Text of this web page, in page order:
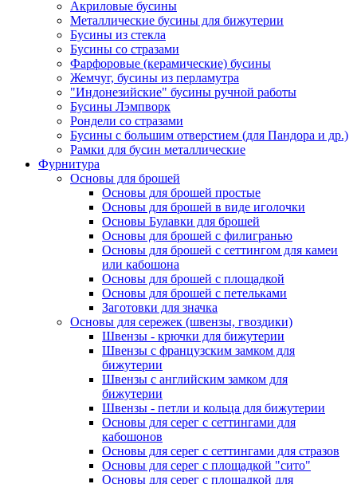
Акриловые бусины
Металлические бусины для бижутерии
Бусины из стекла
Бусины со стразами
Фарфоровые (керамические) бусины
Жемчуг, бусины из перламутра
"Индонезийские" бусины ручной работы
Бусины Лэмпворк
Рондели со стразами
Бусины с большим отверстием (для Пандора и др.)
Рамки для бусин металлические
Фурнитура
Основы для брошей
Основы для брошей простые
Основы для брошей в виде иголочки
Основы Булавки для брошей
Основы для брошей с филигранью
Основы для брошей с сеттингом для камеи
или кабошона
Основы для брошей с площадкой
Основы для брошей с петельками
Заготовки для значка
Основы для сережек (швензы, гвоздики)
Швензы - крючки для бижутерии
Швензы с французским замком для
бижутерии
Швензы с английским замком для
бижутерии
Швензы - петли и кольца для бижутерии
Основы для серег с сеттингами для
кабошонов
Основы для серег с сеттингами для стразов
Основы для серег с площадкой "сито"
Основы для серег с площадкой для